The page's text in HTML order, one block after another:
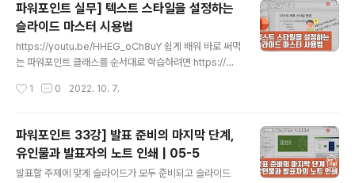
파워포인트 실무] 텍스트 스타일을 설정하는
슬라이드 마스터 시용법
https://youtu.be/HHEG_oCh8uY 쉽게 배워 바로 써먹
는 파워포인트 클래스를 순서대로 학습하려면 https://w
Tt-5bkGxSgLDOepoTjdY 쉽게 배워 바로 써먹는 엑
udZ9zp0MO-gHV3en8oBCKyoHzU7KZ 쉽게 배워
바로 써먹는 워드 클래스를 순서대로 학습하려면 https://
youtube.com/playlist?list=PLxKIudZ9zp0NG9fc
siWSlAq3Sq0sqdvIa 쉽게 배워 바로 써먹는 한글문서
1 0 2022. 10. 7.
파워포인트 33강] 발표 준비의 마지막 단계,
유인물과 발표자의 노트 인쇄 | 05-5
발표할 주제에 맞게 슬라이드가 모두 준비되고 슬라이드